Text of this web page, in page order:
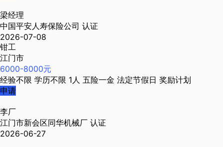
梁经理
中国平安人寿保险公司 认证
2026-07-08
钳工
江门市
6000-8000元
经验不限 学历不限 1人 五险一金 法定节假日 奖励计划
申请
李厂
江门市新会区同华机械厂 认证
2026-06-27